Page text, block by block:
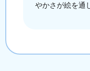
やかさが絵を通